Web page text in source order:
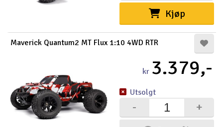
Kjøp
Maverick Quantum2 MT Flux 1:10 4WD RTR
kr 3.379,-
+
-
Utsolgt